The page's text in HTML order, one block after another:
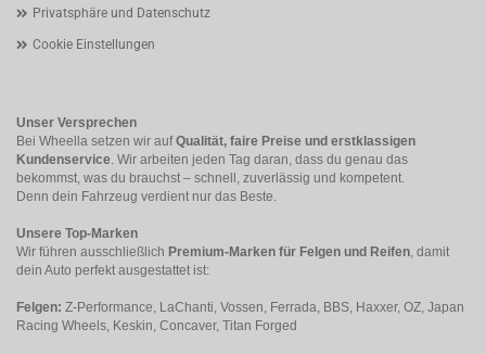
Privatsphäre und Datenschutz
Cookie Einstellungen
Unser Versprechen
Bei Wheella setzen wir aufQualität, faire Preise und erstklassigen
Kundenservice. Wir arbeiten jeden Tag daran, dass du genau das
bekommst, was du brauchst – schnell, zuverlässig und kompetent.
Denn dein Fahrzeug verdient nur das Beste.
Unsere Top-Marken
Wir führen ausschließlich Premium-Marken für Felgen und Reifen, damit
dein Auto perfekt ausgestattet ist:
Felgen: Z-Performance, LaChanti, Vossen, Ferrada, BBS, Haxxer, OZ, Japan
Racing Wheels, Keskin, Concaver, Titan Forged